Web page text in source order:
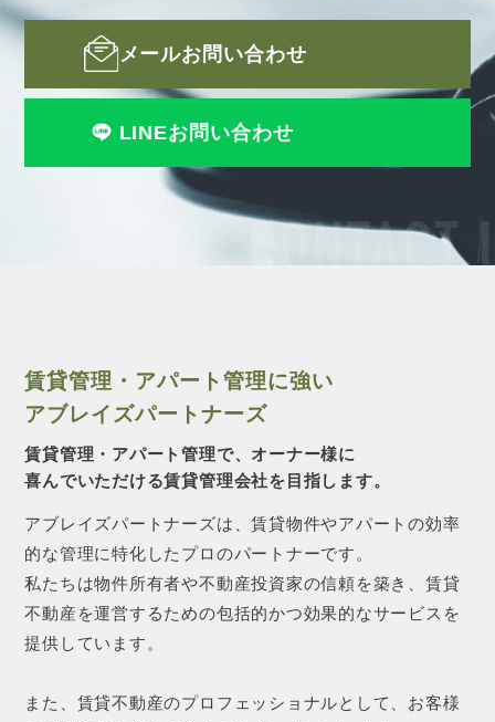
CONTACT
メールお問い合わせ
LINEお問い合わせ
賃貸管理・アパート管理に強い
アブレイズパートナーズ
賃貸管理・アパート管理で、オーナー様に
喜んでいただける賃貸管理会社を目指します。
アブレイズパートナーズは、賃貸物件やアパートの効率
的な管理に特化したプロのパートナーです。
私たちは物件所有者や不動産投資家の信頼を築き、賃貸
不動産を運営するための包括的かつ効果的なサービスを
提供しています。
また、賃貸不動産のプロフェッショナルとして、お客様